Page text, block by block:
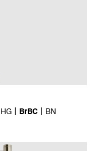
HG BrBC BN